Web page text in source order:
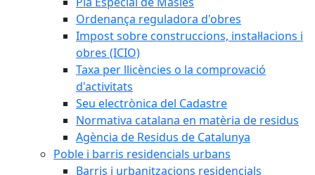
Ordenança reguladora d'obres
Impost sobre construccions, instal·lacions i
obres (ICIO)
Taxa per llicències o la comprovació
d'activitats
Seu electrònica del Cadastre
Normativa catalana en matèria de residus
Agència de Residus de Catalunya
Poble i barris residencials urbans
Barris i urbanitzacions residencials